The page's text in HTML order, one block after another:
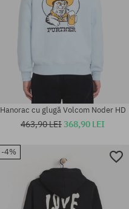
Mărimi existente:
Hanorac cu glugă Volcom Noder HD
463,90 LEI368,90 LEI
-4%